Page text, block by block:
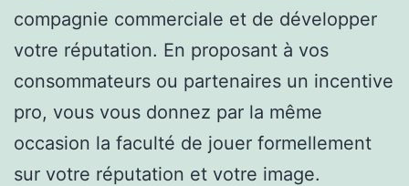
compagnie commerciale et de développer
votre réputation. En proposant à vos
consommateurs ou partenaires un incentive
pro, vous vous donnez par la même
occasion la faculté de jouer formellement
sur votre réputation et votre image.